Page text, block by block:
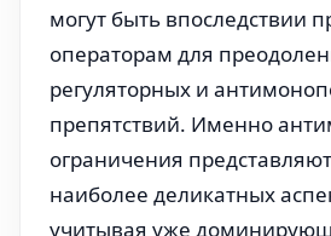
могут быть впоследствии
операторам для
регуляторных и
препятствий. Именно
ограничения
наиболее деликатных
учитывая уже